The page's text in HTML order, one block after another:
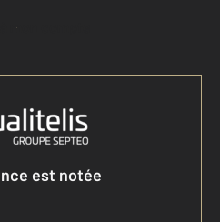
à mon compte
est notée